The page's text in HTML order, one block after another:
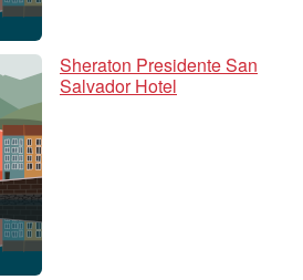
Sheraton Presidente San
Salvador Hotel